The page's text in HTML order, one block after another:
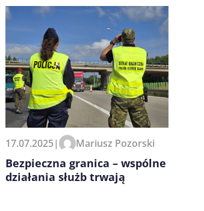
w tej przeglądarce podczas pisania
17.07.2025| Mariusz Pozorski
Bezpieczna granica – wspólne
działania służb trwają